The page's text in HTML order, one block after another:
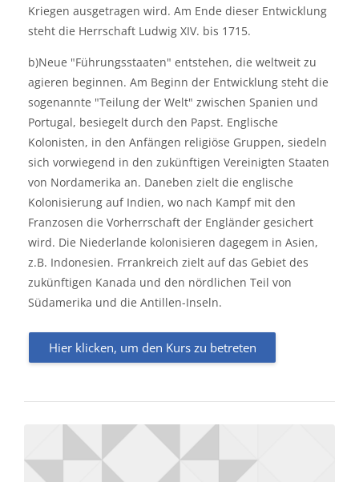
Kriegen ausgetragen wird. Am Ende dieser Entwicklung
steht die Herrschaft Ludwig XIV. bis 1715.
b)Neue "Führungsstaaten" entstehen, die weltweit zu
agieren beginnen. Am Beginn der Entwicklung steht die
sogenannte "Teilung der Welt" zwischen Spanien und
Portugal, besiegelt durch den Papst. Englische
Kolonisten, in den Anfängen religiöse Gruppen, siedeln
sich vorwiegend in den zukünftigen Vereinigten Staaten
von Nordamerika an. Daneben zielt die englische
Kolonisierung auf Indien, wo nach Kampf mit den
Franzosen die Vorherrschaft der Engländer gesichert
wird. Die Niederlande kolonisieren dagegem in Asien,
z.B. Indonesien. Frrankreich zielt auf das Gebiet des
zukünftigen Kanada und den nördlichen Teil von
Südamerika und die Antillen-Inseln.
Hier klicken, um den Kurs zu betreten